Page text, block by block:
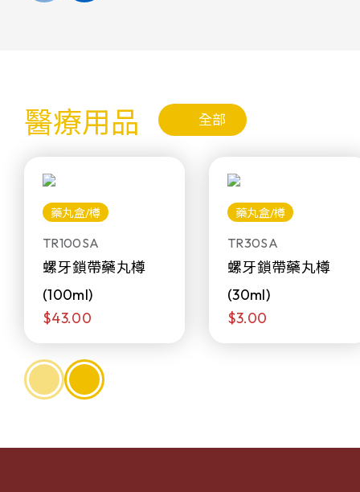
醫療用品 全部
藥丸盒/樽
TR100SA
螺牙鎖帶藥丸樽
(100ml)
$43.00
藥丸盒/樽
TR30SA
螺牙鎖帶藥丸樽
(30ml)
$3.00